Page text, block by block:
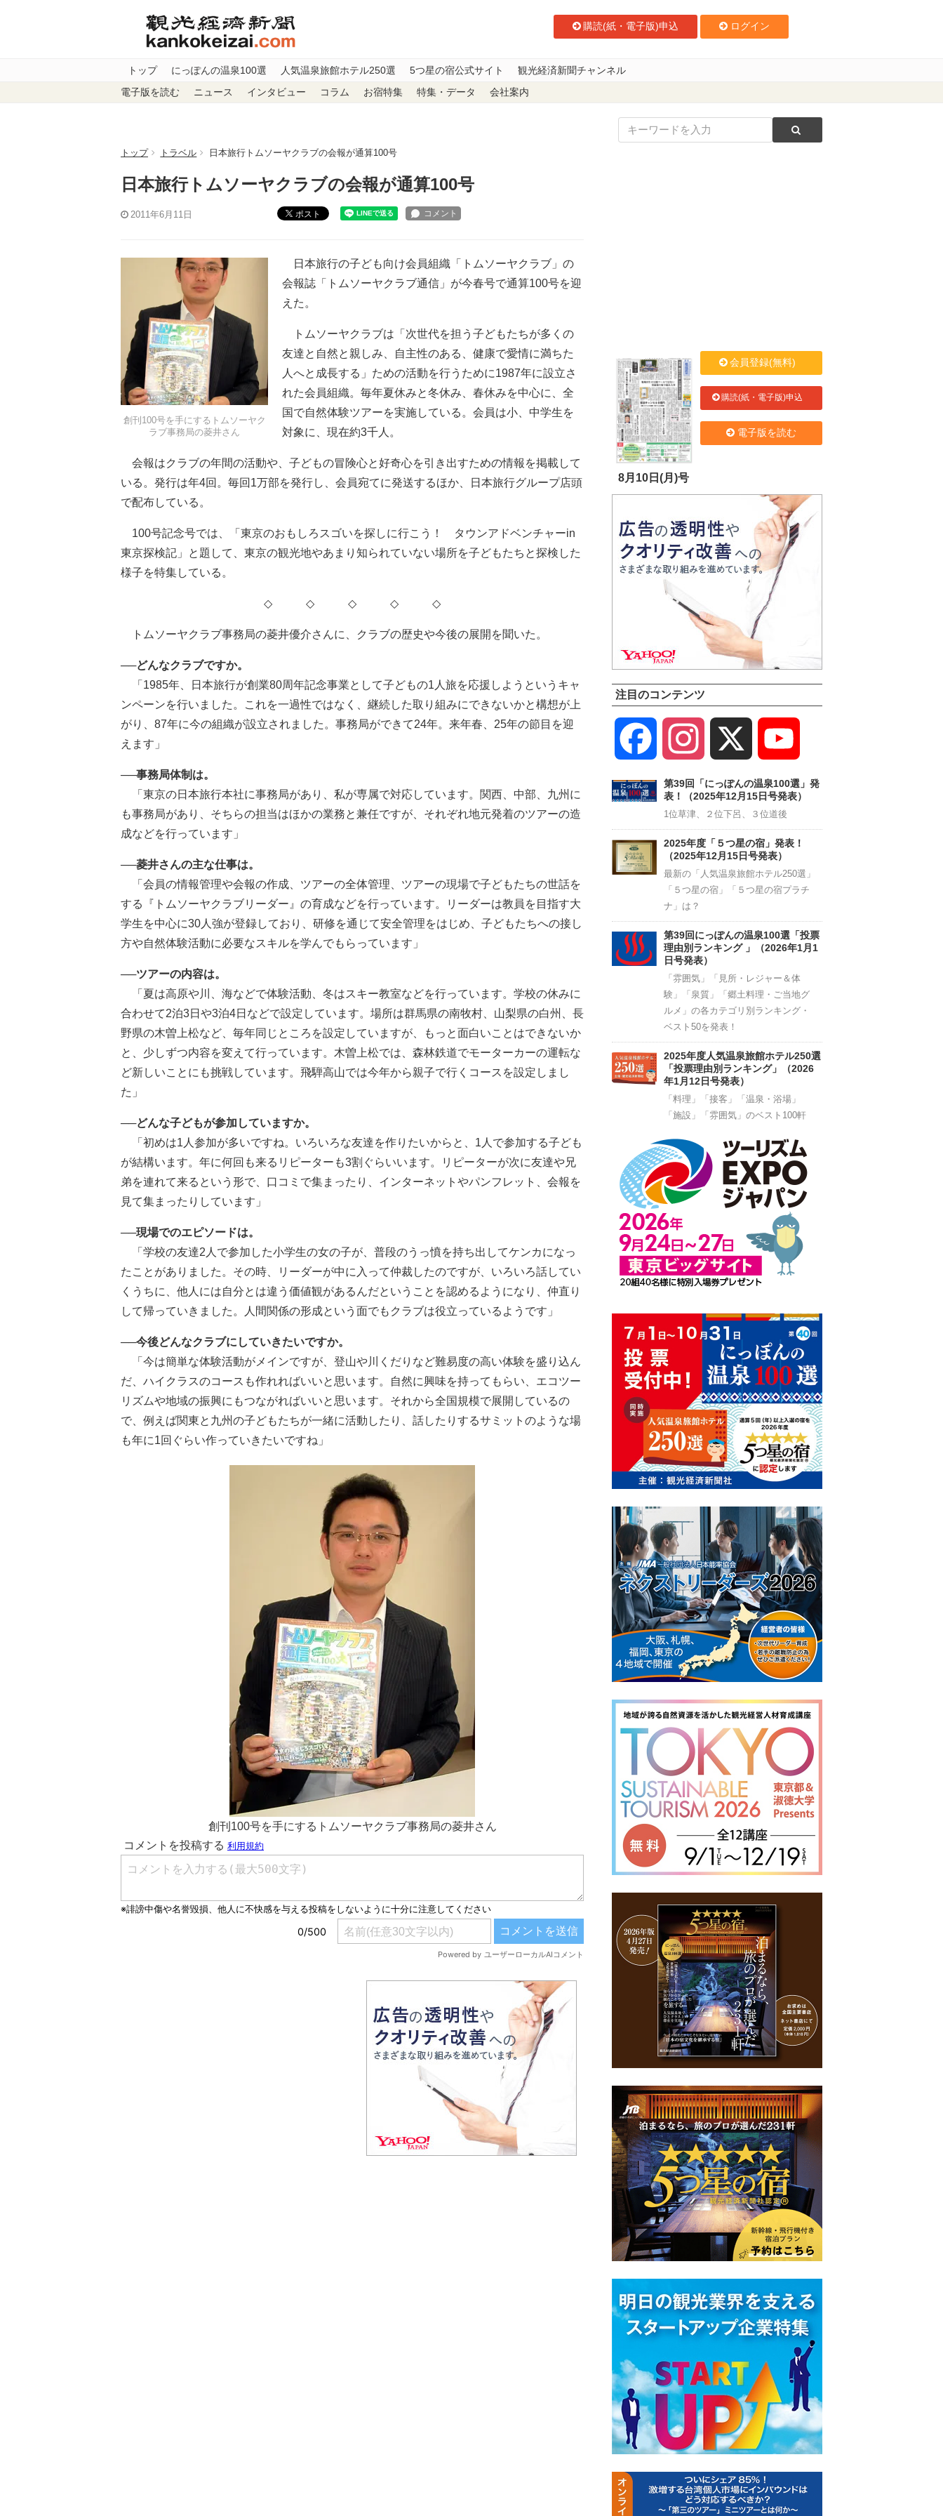
購読(紙・電子版)申込 ログイン
トップ にっぽんの温泉100選 人気温泉旅館ホテル250選 5つ星の宿公式サイト 観光経済新聞チャンネル
電子版を読む ニュース インタビュー コラム お宿特集 特集・データ 会社案内
トップ トラベル 日本旅行トムソーヤクラブの会報が通算100号
日本旅行トムソーヤクラブの会報が通算100号
2011年6月11日 ポスト
創刊100号を手にするトムソーヤク
ラブ事務局の菱井さん
日本旅行の子ども向け会員組織「トムソーヤクラブ」の
会報誌「トムソーヤクラブ通信」が今春号で通算100号を迎
えた。
トムソーヤクラブは「次世代を担う子どもたちが多くの
友達と自然と親しみ、自主性のある、健康で愛情に満ちた
人へと成長する」ための活動を行うために1987年に設立さ
れた会員組織。毎年夏休みと冬休み、春休みを中心に、全
国で自然体験ツアーを実施している。会員は小、中学生を
対象に、現在約3千人。
会報はクラブの年間の活動や、子どもの冒険心と好奇心を引き出すための情報を掲載して
いる。発行は年4回。毎回1万部を発行し、会員宛てに発送するほか、日本旅行グループ店頭
で配布している。
100号記念号では、「東京のおもしろスゴいを探しに行こう！ タウンアドベンチャーin
東京探検記」と題して、東京の観光地やあまり知られていない場所を子どもたちと探検した
様子を特集している。
◇ ◇ ◇ ◇ ◇
トムソーヤクラブ事務局の菱井優介さんに、クラブの歴史や今後の展開を聞いた。
──どんなクラブですか。
「1985年、日本旅行が創業80周年記念事業として子どもの1人旅を応援しようというキャ
ンペーンを行いました。これを一過性ではなく、継続した取り組みにできないかと構想が上
がり、87年に今の組織が設立されました。事務局ができて24年。来年春、25年の節目を迎
えます」
──事務局体制は。
「東京の日本旅行本社に事務局があり、私が専属で対応しています。関西、中部、九州に
も事務局があり、そちらの担当はほかの業務と兼任ですが、それぞれ地元発着のツアーの造
成などを行っています」
──菱井さんの主な仕事は。
「会員の情報管理や会報の作成、ツアーの全体管理、ツアーの現場で子どもたちの世話を
する『トムソーヤクラブリーダー』の育成などを行っています。リーダーは教員を目指す大
学生を中心に30人強が登録しており、研修を通じて安全管理をはじめ、子どもたちへの接し
方や自然体験活動に必要なスキルを学んでもらっています」
──ツアーの内容は。
「夏は高原や川、海などで体験活動、冬はスキー教室などを行っています。学校の休みに
合わせて2泊3日や3泊4日などで設定しています。場所は群馬県の南牧村、山梨県の白州、長
野県の木曽上松など、毎年同じところを設定していますが、もっと面白いことはできないか
と、少しずつ内容を変えて行っています。木曽上松では、森林鉄道でモーターカーの運転な
ど新しいことにも挑戦しています。飛騨高山では今年から親子で行くコースを設定しまし
た」
──どんな子どもが参加していますか。
「初めは1人参加が多いですね。いろいろな友達を作りたいからと、1人で参加する子ども
が結構います。年に何回も来るリピーターも3割ぐらいいます。リピーターが次に友達や兄
弟を連れて来るという形で、口コミで集まったり、インターネットやパンフレット、会報を
見て集まったりしています」
──現場でのエピソードは。
「学校の友達2人で参加した小学生の女の子が、普段のうっ憤を持ち出してケンカになっ
たことがありました。その時、リーダーが中に入って仲裁したのですが、いろいろ話してい
くうちに、他人には自分とは違う価値観があるんだということを認めるようになり、仲直り
して帰っていきました。人間関係の形成という面でもクラブは役立っているようです」
──今後どんなクラブにしていきたいですか。
「今は簡単な体験活動がメインですが、登山や川くだりなど難易度の高い体験を盛り込ん
だ、ハイクラスのコースも作れればいいと思います。自然に興味を持ってもらい、エコツー
リズムや地域の振興にもつながればいいと思います。それから全国規模で展開しているの
で、例えば関東と九州の子どもたちが一緒に活動したり、話したりするサミットのような場
も年に1回ぐらい作っていきたいですね」
創刊100号を手にするトムソーヤクラブ事務局の菱井さん
8月10日(月)号
会員登録(無料)
購読(紙・電子版)申込
電子版を読む
注目のコンテンツ
Facebook Instagram
Channel
第39回「にっぽんの温泉100選」発
表！（2025年12月15日号発表）
1位草津、２位下呂、３位道後
2025年度「５つ星の宿」発表！
（2025年12月15日号発表）
最新の「人気温泉旅館ホテル250選」
「５つ星の宿」「５つ星の宿プラチ
ナ」は？
第39回にっぽんの温泉100選「投票
理由別ランキング 」（2026年1月1
日号発表）
「雰囲気」「見所・レジャー＆体
験」「泉質」「郷土料理・ご当地グ
ルメ」の各カテゴリ別ランキング・
ベスト50を発表！
2025年度人気温泉旅館ホテル250選
「投票理由別ランキング」（2026
年1月12日号発表）
「料理」「接客」「温泉・浴場」
「施設」「雰囲気」のベスト100軒